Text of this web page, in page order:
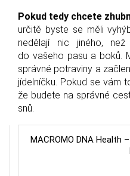
Pokud tedy chcete
určitě byste se měli
nedělají nic jiného,
do vašeho pasu a boků.
správné potraviny a
jídelníčku. Pokud se vám
že budete na správné
snů.
MACROMO DNA Health